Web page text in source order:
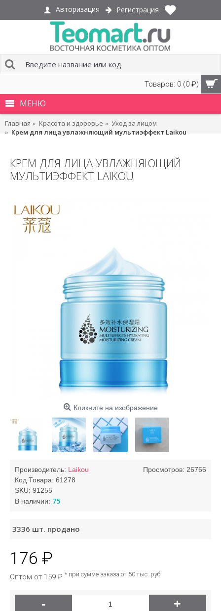
Авторизация Регистрация
Товаров: 0 (0 ₽)
МЕНЮ
Главная Красота и здоровье
Уход за лицом
Крем для лица увлажняющий мультиэффект Laikou
КРЕМ ДЛЯ ЛИЦА УВЛАЖНЯЮЩИЙ
МУЛЬТИЭФФЕКТ LAIKOU
Кликните на изображение
Просмотров: 26766
Производитель: Laikou
Код Товара: 61278
SKU: 91255
В наличии: 75
3336 шт. продано
176 ₽
Оптом от 159 ₽ * при сумме заказа от 50 тыс. руб
- +